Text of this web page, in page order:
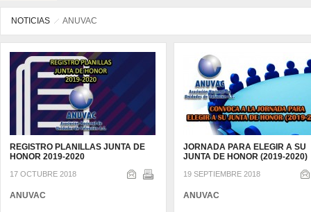
NOTICIAS ANUVAC
REGISTRO PLANILLAS JUNTA DE
HONOR 2019-2020
17 OCTUBRE 2018
ANUVAC
JORNADA PARA ELEGIR A SU
JUNTA DE HONOR (2019-2020)
19 SEPTIEMBRE 2018
ANUVAC